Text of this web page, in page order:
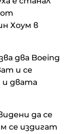
от
Хоум в
два Boeing
и се
и двата
да се
се издигат